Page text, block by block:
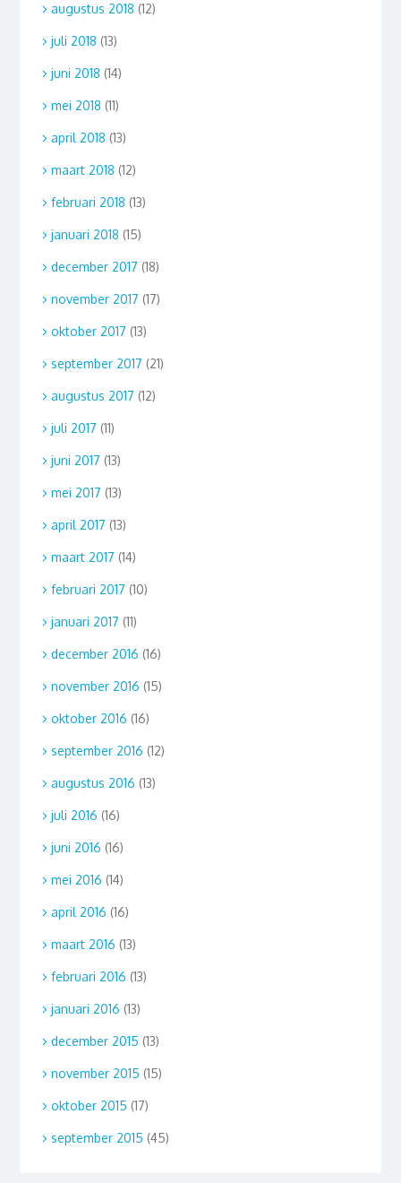
augustus 2018 (12)
juli 2018 (13)
juni 2018 (14)
mei 2018 (11)
april 2018 (13)
maart 2018 (12)
februari 2018 (13)
januari 2018 (15)
december 2017 (18)
november 2017 (17)
oktober 2017 (13)
september 2017 (21)
augustus 2017 (12)
juli 2017 (11)
juni 2017 (13)
mei 2017 (13)
april 2017 (13)
maart 2017 (14)
februari 2017 (10)
januari 2017 (11)
december 2016 (16)
november 2016 (15)
oktober 2016 (16)
september 2016 (12)
augustus 2016 (13)
juli 2016 (16)
juni 2016 (16)
mei 2016 (14)
april 2016 (16)
maart 2016 (13)
februari 2016 (13)
januari 2016 (13)
december 2015 (13)
november 2015 (15)
oktober 2015 (17)
september 2015 (45)